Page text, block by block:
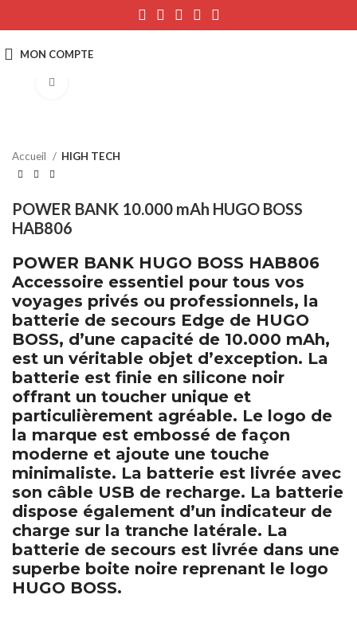
Accueil HIGH TECH
POWER BANK 10.000 mAh HUGO BOSS
HAB806
POWER BANK HUGO BOSS HAB806
Accessoire essentiel pour tous vos
voyages privés ou professionnels, la
batterie de secours Edge de HUGO
BOSS, d’une capacité de 10.000 mAh,
est un véritable objet d’exception. La
batterie est finie en silicone noir
offrant un toucher unique et
particulièrement agréable. Le logo de
la marque est embossé de façon
moderne et ajoute une touche
minimaliste. La batterie est livrée avec
son câble USB de recharge. La batterie
dispose également d’un indicateur de
charge sur la tranche latérale. La
batterie de secours est livrée dans une
superbe boite noire reprenant le logo
HUGO BOSS.